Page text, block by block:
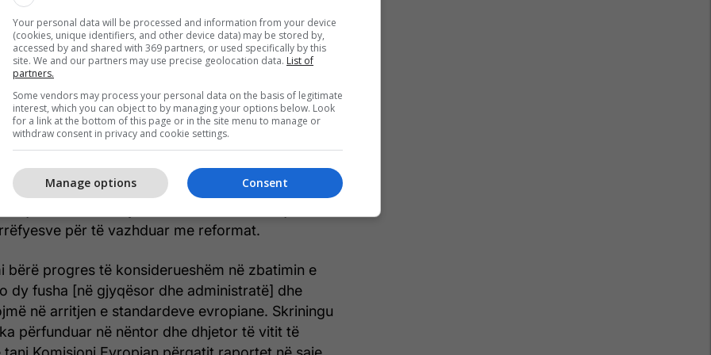
kushtetuese deri në nëntor të këtij viti,
për Maqedoninë e Veriut ka rrezik të
në Sekretariatin për Çështje Evropiane, Drita
është zëvendëskryenegociatore për zhvillimin e
e Maqedonisë së Veriut në BE, për
thekson se raportet e Komisionit Evropian do
të cilat siç thekson, do të ndihmojnë në
për të vazhduar me reformat.
bërë progres të konsiderueshëm në zbatimin e
dy fusha [në gjyqësor dhe administratë] dhe
në arritjen e standardeve evropiane. Skriningu
përfunduar në nëntor dhe dhjetor të vitit të
Your personal data will be processed and information from your device
(cookies, unique identifiers, and other device data) may be stored by,
accessed by and shared with 369 partners, or used specifically by this
site. We and our partners may use precise geolocation data. List of
partners.
Some vendors may process your personal data on the basis of legitimate
interest, which you can object to by managing your options below. Look
for a link at the bottom of this page or in the site menu to manage or
withdraw consent in privacy and cookie settings.
Consent
Manage options